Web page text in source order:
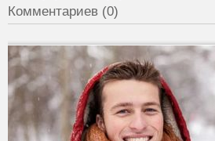
Комментариев (0)